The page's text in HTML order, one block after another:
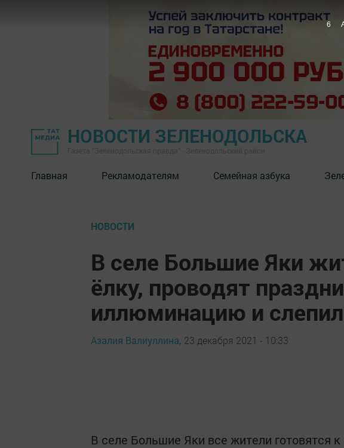
НОВОСТИ ЗЕЛЕНОДОЛЬСКА
Главная Рекламодателям Семейная азбука
НОВОСТИ
В селе Большие Яки
ёлку, проводят
иллюминацию и
Азалия Валиуллина, 23 декабря 2021 - 10:33
В селе Большие Яки все жители готовятся
5